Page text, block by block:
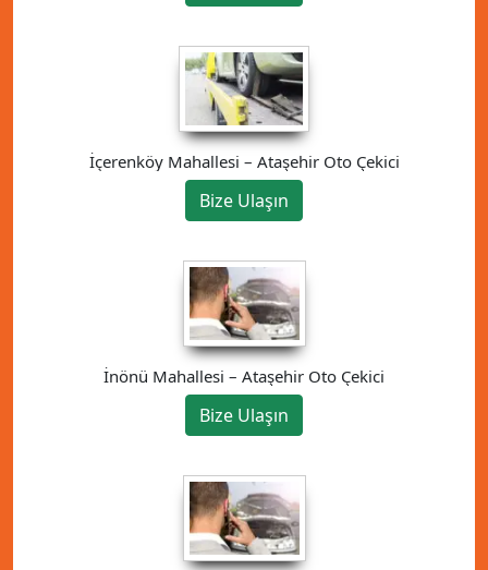
İçerenköy Mahallesi – Ataşehir Oto Çekici
Bize Ulaşın
İnönü Mahallesi – Ataşehir Oto Çekici
Bize Ulaşın